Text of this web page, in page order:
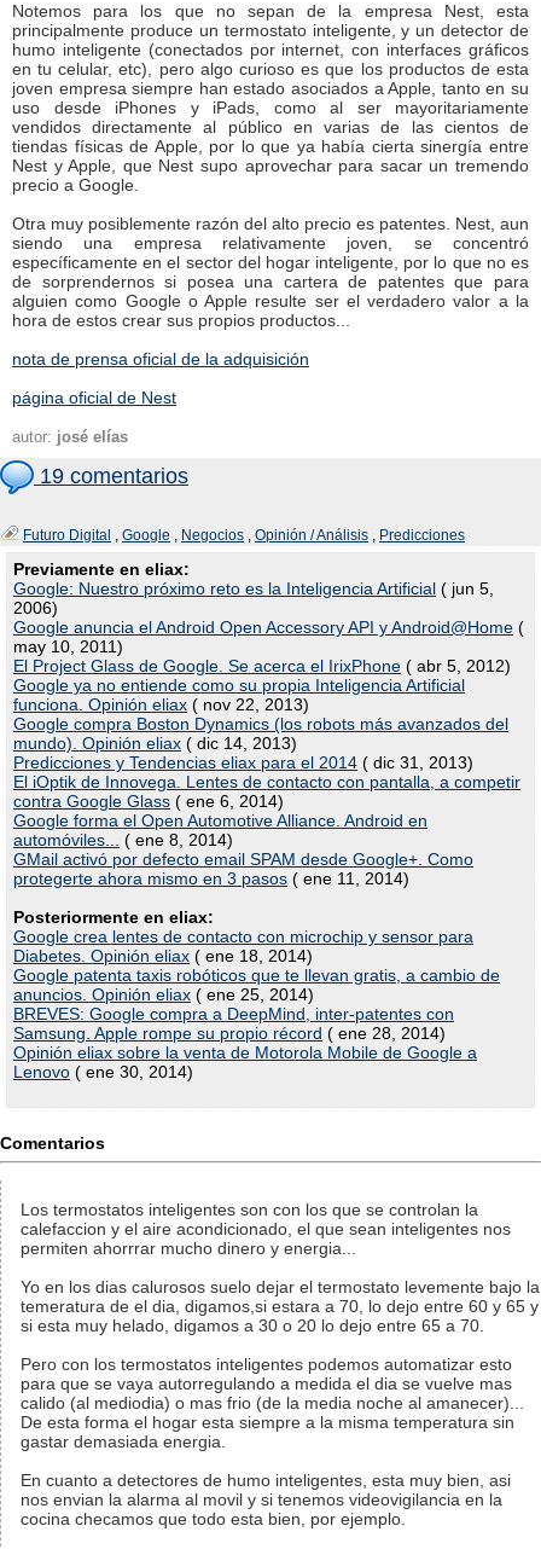
Notemos para los que no sepan de la empresa Nest, esta
principalmente produce un termostato inteligente, y un detector de
humo inteligente (conectados por internet, con interfaces gráficos
en tu celular, etc), pero algo curioso es que los productos de esta
joven empresa siempre han estado asociados a Apple, tanto en su
uso desde iPhones y iPads, como al ser mayoritariamente
vendidos directamente al público en varias de las cientos de
tiendas físicas de Apple, por lo que ya había cierta sinergía entre
Nest y Apple, que Nest supo aprovechar para sacar un tremendo
precio a Google.
Otra muy posiblemente razón del alto precio es patentes. Nest, aun
siendo una empresa relativamente joven, se concentró
específicamente en el sector del hogar inteligente, por lo que no es
de sorprendernos si posea una cartera de patentes que para
alguien como Google o Apple resulte ser el verdadero valor a la
hora de estos crear sus propios productos...
nota de prensa oficial de la adquisición
página oficial de Nest
autor: josé elías
19 comentarios
Futuro Digital , Google , Negocios , Opinión / Análisis , Predicciones
Previamente en eliax:
Google: Nuestro próximo reto es la Inteligencia Artificial ( jun 5,
2006)
Google anuncia el Android Open Accessory API y Android@Home (
may 10, 2011)
El Project Glass de Google. Se acerca el IrixPhone ( abr 5, 2012)
Google ya no entiende como su propia Inteligencia Artificial
funciona. Opinión eliax ( nov 22, 2013)
Google compra Boston Dynamics (los robots más avanzados del
mundo). Opinión eliax ( dic 14, 2013)
Predicciones y Tendencias eliax para el 2014 ( dic 31, 2013)
El iOptik de Innovega. Lentes de contacto con pantalla, a competir
contra Google Glass ( ene 6, 2014)
Google forma el Open Automotive Alliance. Android en
automóviles...
( ene 8, 2014)
GMail activó por defecto email SPAM desde Google+. Como
protegerte ahora mismo en 3 pasos ( ene 11, 2014)
Posteriormente en eliax:
Google crea lentes de contacto con microchip y sensor para
Diabetes. Opinión eliax ( ene 18, 2014)
Google patenta taxis robóticos que te llevan gratis, a cambio de
anuncios. Opinión eliax ( ene 25, 2014)
BREVES: Google compra a DeepMind, inter-patentes con
Samsung. Apple rompe su propio récord ( ene 28, 2014)
Opinión eliax sobre la venta de Motorola Mobile de Google a
Lenovo ( ene 30, 2014)
Comentarios
Los termostatos inteligentes son con los que se controlan la
calefaccion y el aire acondicionado, el que sean inteligentes nos
permiten ahorrrar mucho dinero y energia...
Yo en los dias calurosos suelo dejar el termostato levemente bajo la
temeratura de el dia, digamos,si estara a 70, lo dejo entre 60 y 65 y
si esta muy helado, digamos a 30 o 20 lo dejo entre 65 a 70.
Pero con los termostatos inteligentes podemos automatizar esto
para que se vaya autorregulando a medida el dia se vuelve mas
calido (al mediodia) o mas frio (de la media noche al amanecer)...
De esta forma el hogar esta siempre a la misma temperatura sin
gastar demasiada energia.
En cuanto a detectores de humo inteligentes, esta muy bien, asi
nos envian la alarma al movil y si tenemos videovigilancia en la
cocina checamos que todo esta bien, por ejemplo.